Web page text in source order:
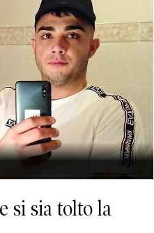
si sia tolto la